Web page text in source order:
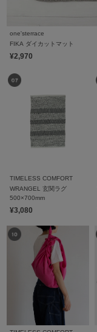
one'sterrace
FIKA ダイカットマット
¥2,970
TIMELESS COMFORT
WRANGEL 玄関ラグ
500×700mm
¥3,080